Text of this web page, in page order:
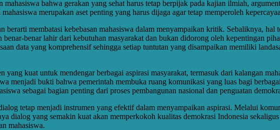
bahwa gerakan yang sehat harus tetap berpijak pada kajian ilmiah,
merupakan aset penting yang harus dijaga agar tetap memperoleh
berarti membatasi kebebasan mahasiswa dalam menyampaikan kritik. Sebaliknya,
benar-benar lahir dari kebutuhan masyarakat dan bukan didorong oleh kepentingan
data yang komprehensif sehingga setiap tuntutan yang disampaikan memiliki
kuat untuk mendengar berbagai aspirasi masyarakat, termasuk dari kalangan
menjadi bukti bahwa pemerintah membuka ruang komunikasi yang luas bagi
sebagai bagian penting dari proses pembangunan nasional dan penguatan
tetap menjadi instrumen yang efektif dalam menyampaikan aspirasi. Melalui
dialog yang semakin kuat akan memperkokoh kualitas demokrasi Indonesia
mahasiswa.